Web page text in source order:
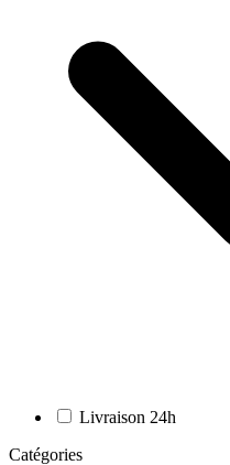
Livraison 24h
Catégories